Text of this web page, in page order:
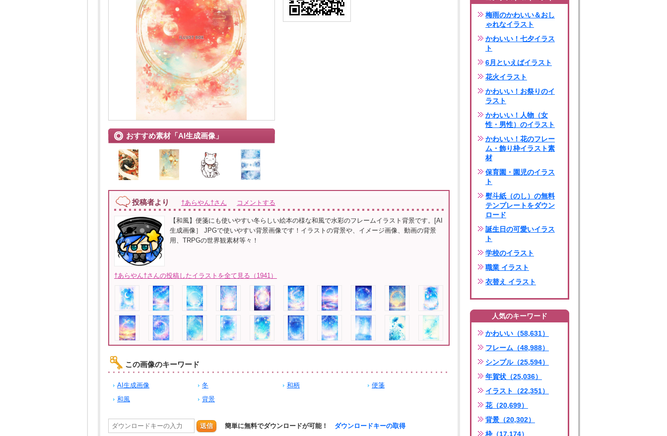
おすすめ素材「AI生成画像」
投稿者より †あらやん†さん コメントする
【和風】便箋にも使いやすい冬らしい絵本の様な和風で水彩のフレームイラスト背景です。[AI
生成画像］ JPGで使いやすい背景画像です！イラストの背景や、イメージ画像、動画の背景
用、TRPGの世界観素材等々！
†あらやん†さんの投稿したイラストを全て見る（1941）
この画像のキーワード
AI生成画像 冬 和柄
便箋
和風
背景
送信 簡単に無料でダウンロードが可能！ ダウンロードキーの取得
梅雨のかわいい＆おし
ゃれなイラスト
かわいい！七夕イラス
ト
6月といえばイラスト
花火イラスト
かわいい！お祭りのイ
ラスト
かわいい！人物（女
性・男性）のイラスト
かわいい！花のフレー
ム・飾り枠イラスト素
材
保育園・園児のイラス
ト
熨斗紙（のし）の無料
テンプレートをダウン
ロード
誕生日の可愛いイラス
ト
学校のイラスト
職業 イラスト
衣替え イラスト
人気のキーワード
かわいい（58,631）
フレーム（48,988）
シンプル（25,594）
年賀状（25,036）
イラスト（22,351）
花（20,699）
背景（20,302）
枠（17,174）